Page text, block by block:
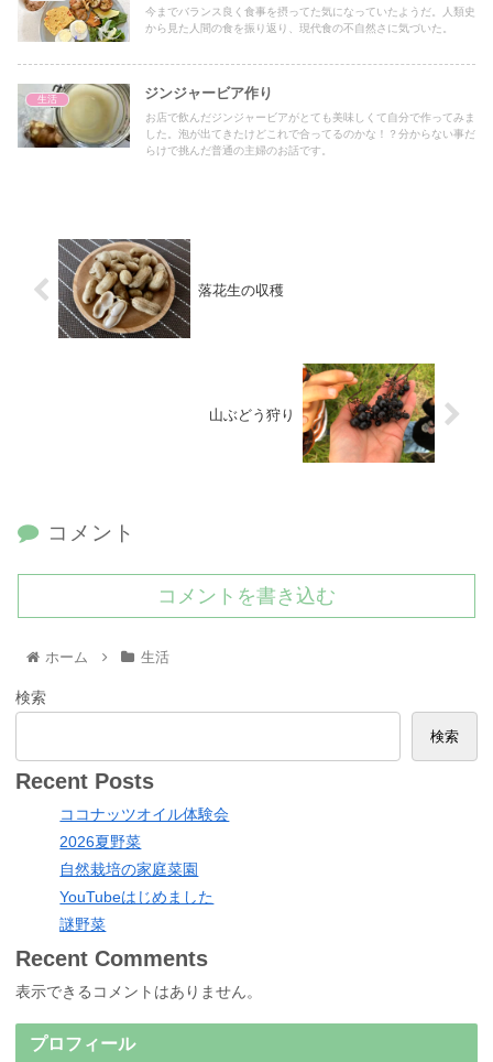
今までバランス良く食事を摂ってた気になっていたようだ。人類史
から見た人間の食を振り返り、現代食の不自然さに気づいた。
生活 ジンジャービア作り
お店で飲んだジンジャービアがとても美味しくて自分で作ってみま
した。泡が出てきたけどこれで合ってるのかな！？分からない事だ
らけで挑んだ普通の主婦のお話です。
落花生の収穫
山ぶどう狩り
コメント
コメントを書き込む
ホーム 生活
検索
検索
Recent Posts
ココナッツオイル体験会
2026夏野菜
自然栽培の家庭菜園
YouTubeはじめました
謎野菜
Recent Comments
表示できるコメントはありません。
プロフィール